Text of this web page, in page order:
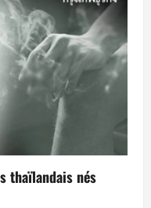
thaïlandais nés